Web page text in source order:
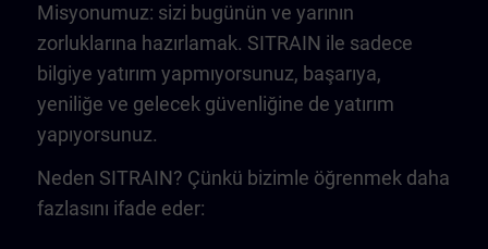
Misyonumuz: sizi bugünün ve yarının
zorluklarına hazırlamak. SITRAIN ile sadece
bilgiye yatırım yapmıyorsunuz, başarıya,
yeniliğe ve gelecek güvenliğine de yatırım
yapıyorsunuz.
Neden SITRAIN? Çünkü bizimle öğrenmek daha
fazlasını ifade eder: